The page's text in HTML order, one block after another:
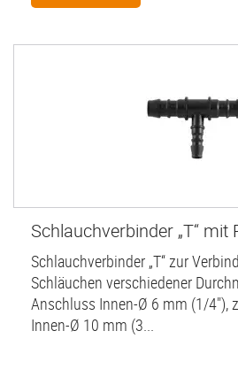
Schlauchverbinder „T“ mit
Schlauchverbinder „T“ zur
Schläuchen verschiedener
Anschluss Innen-Ø 6 mm (1/4"),
Innen-Ø 10 mm (3...